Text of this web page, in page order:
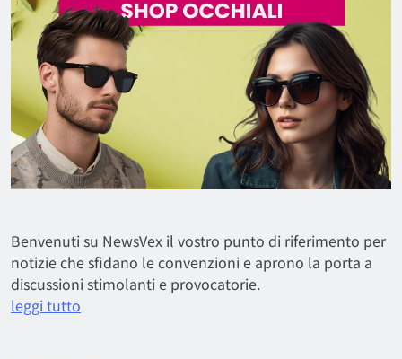
Benvenuti su NewsVex il vostro punto di riferimento per
notizie che sfidano le convenzioni e aprono la porta a
discussioni stimolanti e provocatorie.
leggi tutto